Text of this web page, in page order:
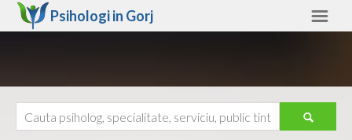
Psihologi in Gorj
Ajutor